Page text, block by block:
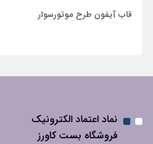
قاب آیفون چرمی طرح مار
نماد اعتماد الکترونیک
فروشگاه بست کاورز